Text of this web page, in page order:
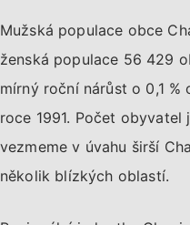
Mužská populace obce
ženská populace 56 429
mírný roční nárůst o 0,1
roce 1991. Počet
vezmeme v úvahu širší
několik blízkých oblastí.